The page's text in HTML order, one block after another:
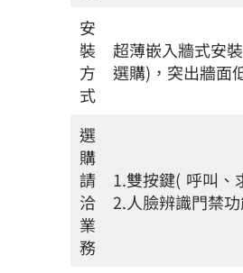
安
裝
方
式
超薄嵌入牆式安
選購)，突出牆面
選
購
請
洽
業
務
1.雙按鍵( 呼叫、
2.人臉辨識門禁